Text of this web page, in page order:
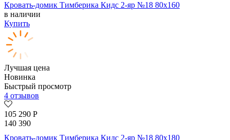
Кровать-домик Тимберика Кидс 2-яр №18 80х160
в наличии
Купить
Лучшая цена
Новинка
Быстрый просмотр
4 отзывов
105 290 Р
140 390
Кровать-домик Тимберика Кидс 2-яр №18 80х180